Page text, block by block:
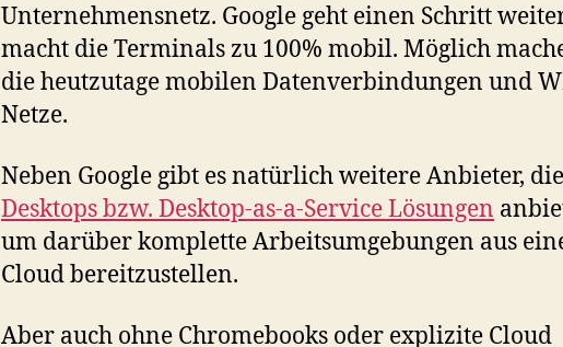
Unternehmensnetz. Google geht einen Schritt
macht die Terminals zu 100% mobil. Möglich
die heutzutage mobilen Datenverbindungen und
Netze.
Neben Google gibt es natürlich weitere Anbieter, die
Desktops bzw. Desktop-as-a-Service Lösungen
um darüber komplette Arbeitsumgebungen aus
Cloud bereitzustellen.
Aber auch ohne Chromebooks oder explizite Cloud